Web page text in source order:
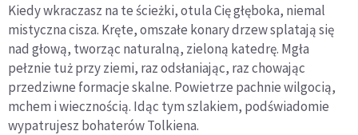
Kiedy wkraczasz na te ścieżki, otula Cię głęboka, niemal
mistyczna cisza. Kręte, omszałe konary drzew splatają się
nad głową, tworząc naturalną, zieloną katedrę. Mgła
pełznie tuż przy ziemi, raz odsłaniając, raz chowając
przedziwne formacje skalne. Powietrze pachnie wilgocią,
mchem i wiecznością. Idąc tym szlakiem, podświadomie
wypatrujesz bohaterów Tolkiena.